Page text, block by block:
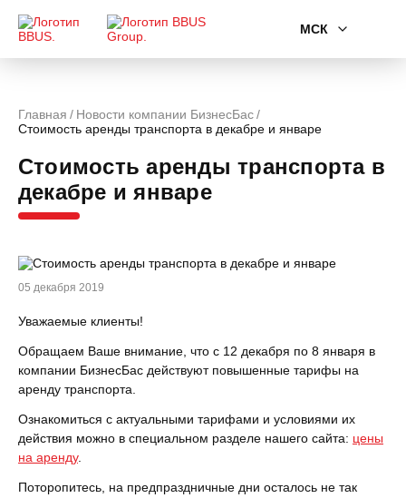
МСК
Главная
Новости компании БизнесБас
Стоимость аренды транспорта в декабре и январе
Стоимость аренды транспорта в
декабре и январе
05 декабря 2019
Уважаемые клиенты!
Обращаем Ваше внимание, что с 12 декабря по 8 января в
компании БизнесБас действуют повышенные тарифы на
аренду транспорта.
Ознакомиться с актуальными тарифами и условиями их
действия можно в специальном разделе нашего сайта: цены
на аренду.
Поторопитесь, на предпраздничные дни осталось не так